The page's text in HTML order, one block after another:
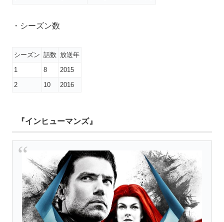
・シーズン数
シーズン 話数 放送年
1
8
2015
2
10 2016
『インヒューマンズ』